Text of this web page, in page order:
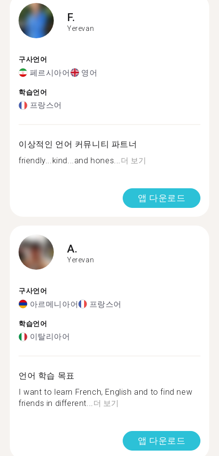
F.
Yerevan
구사언어
페르시아어 영어
학습언어
프랑스어
이상적인 언어 커뮤니티 파트너
friendly...kind...and hones...더 보기
앱 다운로드
A.
Yerevan
구사언어
아르메니아어 프랑스어
학습언어
이탈리아어
언어 학습 목표
I want to learn French, English and to find new
friends in different...더 보기
앱 다운로드